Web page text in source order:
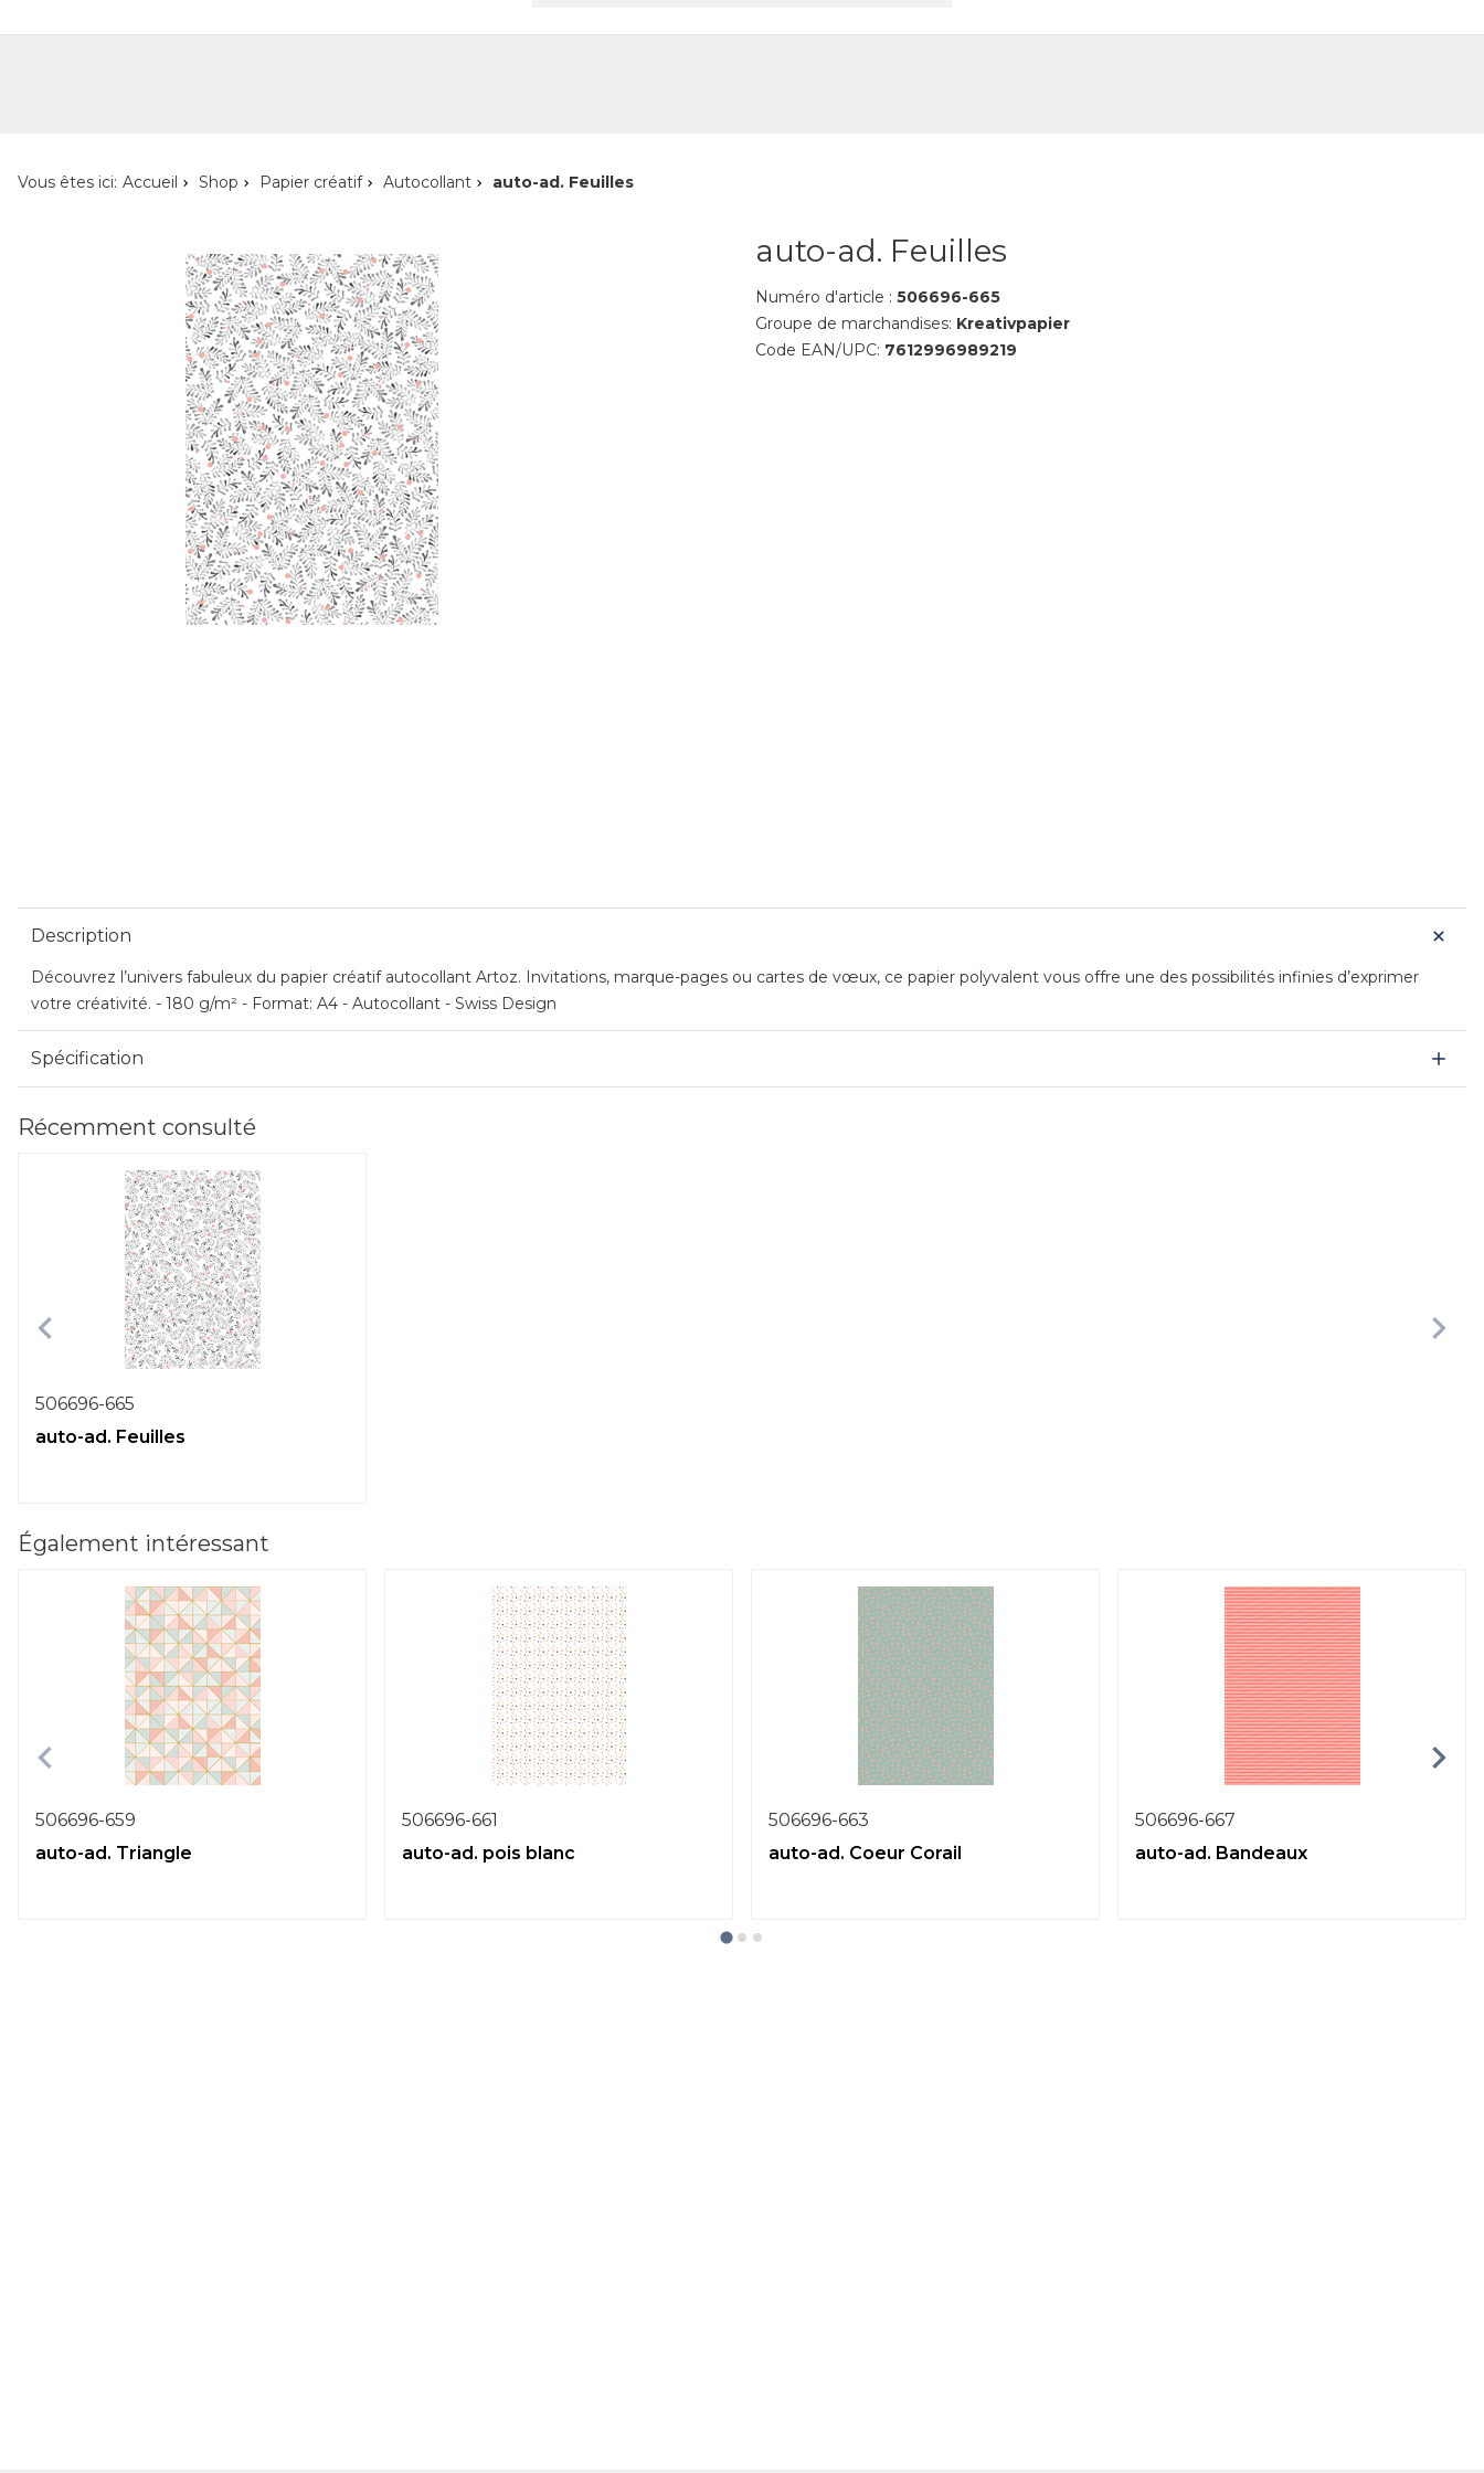
Vous êtes ici: Accueil Shop Papier créatif Autocollant auto-ad. Feuilles
auto-ad. Feuilles
Numéro d'article : 506696-665
Groupe de marchandises: Kreativpapier
Code EAN/UPC: 7612996989219
Description
Découvrez l’univers fabuleux du papier créatif autocollant Artoz. Invitations, marque-pages ou cartes de vœux, ce papier polyvalent vous offre une des possibilités infinies d’exprimer
votre créativité. - 180 g/m² - Format: A4 - Autocollant - Swiss Design
Spécification
Récemment consulté
506696-665
auto-ad. Feuilles
Également intéressant
506696-659
auto-ad. Triangle
506696-661
auto-ad. pois blanc
506696-663
auto-ad. Coeur Corail
506696-667
auto-ad. Bandeaux